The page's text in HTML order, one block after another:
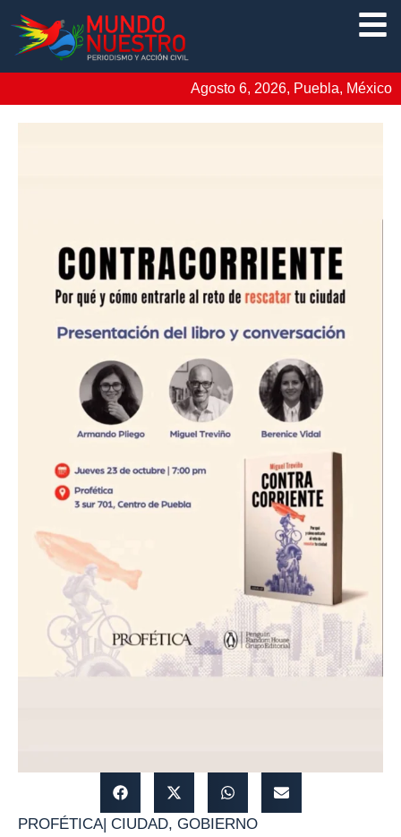
Agosto 6, 2026, Puebla, México
PROFÉTICA| CIUDAD, GOBIERNO